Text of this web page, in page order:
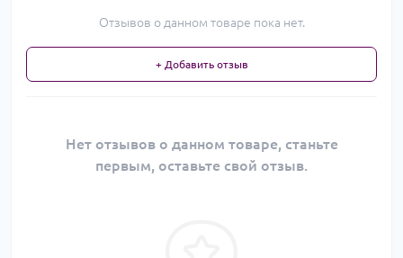
Отзывов о данном товаре пока нет.
+ Добавить отзыв
Нет отзывов о данном товаре, станьте
первым, оставьте свой отзыв.